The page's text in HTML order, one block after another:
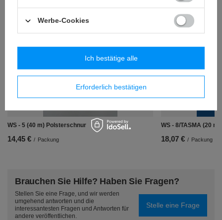
Ähnliche Produkte
WS - 5 (40 m) Polsterschnur
14,45 € / Packung
WS - 8/TASMA (20
18,07 € / Packung
Brauchen Sie Hilfe? Haben Sie Fragen?
Stellen Sie eine Frage, und wir werden
umgehend antworten und die
interessantesten Fragen und Antworten für
andere veröffentlichen.
Stelle eine Frage
Werbe-Cookies
Erforderlich bestätigen
Ich bestätige alle